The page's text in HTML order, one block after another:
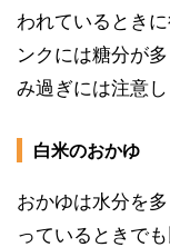
われているとき
ンクには糖分が
み過ぎには注意し
白米のおかゆ
おかゆは水分を
っているときで